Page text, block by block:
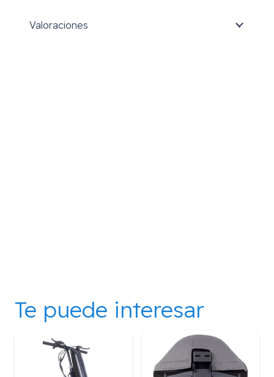
Valoraciones
Te puede interesar